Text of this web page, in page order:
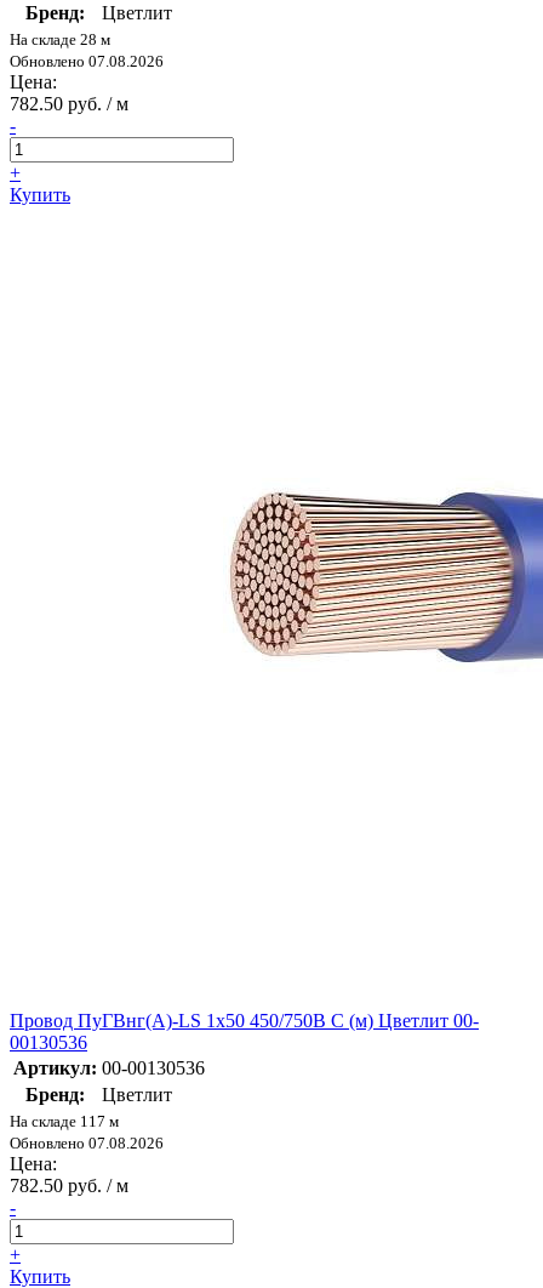
Бренд:
Цветлит
На складе 28 м
Обновлено 07.08.2026
Цена:
782.50 руб. / м
-
+
Купить
Провод ПуГВнг(А)-LS 1х50 450/750В С (м) Цветлит 00-
00130536
Артикул: 00-00130536
Бренд:
Цветлит
На складе 117 м
Обновлено 07.08.2026
Цена:
782.50 руб. / м
-
+
Купить